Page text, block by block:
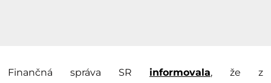
Finančná správa SR informovala, že z